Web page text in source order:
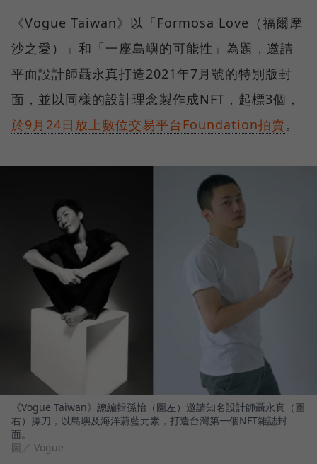
《Vogue Taiwan》以「Formosa Love（福爾摩
沙之愛）」和「一座島嶼的可能性」為題，邀請
平面設計師聶永真打造2021年7月號的特別版封
面，並以同樣的設計理念製作成NFT，起標3個，
於9月24日放上數位交易平台Foundation拍賣。
《Vogue Taiwan》總編輯孫怡（圖左）邀請知名設計師聶永真（圖
右）操刀，以島嶼及海洋蔚藍元素，打造台灣第一個NFT雜誌封
面。
圖／ Vogue